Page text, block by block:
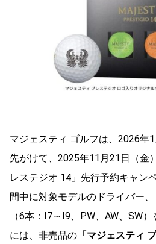
マジェスティ ゴルフは、2026年
先がけて、2025年11月21日（金
レステジオ 14」先行予約キャン
間中に対象モデルのドライバー
（6本：I7～I9、PW、AW、SW
には、非売品の 「マジェスティ